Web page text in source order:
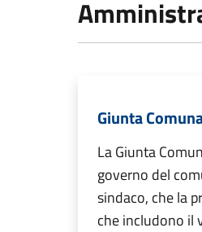
Giunta
La Giunta
governo del
sindaco, che la
che includono il